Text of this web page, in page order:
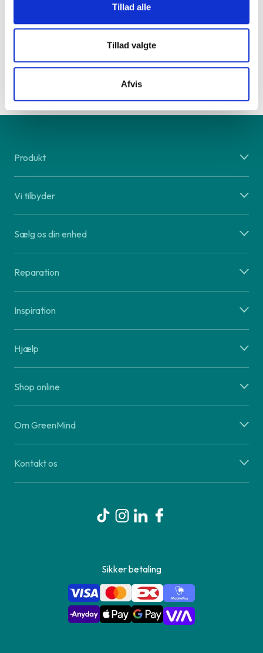
Tillad alle
Tillad valgte
Afvis
Find din lokale forretningher
Produkt
Vi tilbyder
Sælg os din enhed
Reparation
Inspiration
Hjælp
Shop online
Om GreenMind
Kontakt os
Sikker betaling